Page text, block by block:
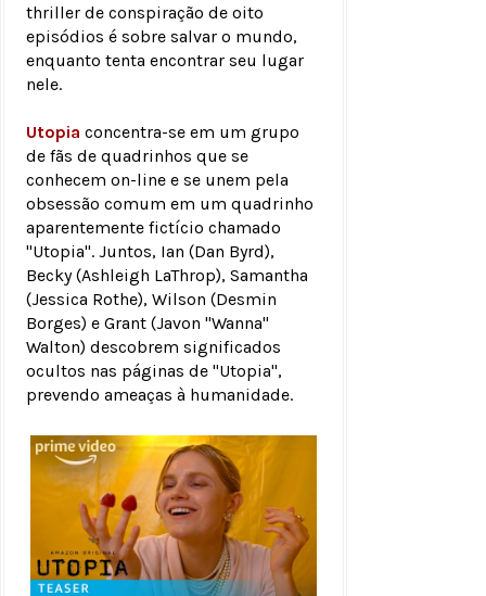
thriller de conspiração de oito
episódios é sobre salvar o mundo,
enquanto tenta encontrar seu lugar
nele.
Utopia concentra-se em um grupo
de fãs de quadrinhos que se
conhecem on-line e se unem pela
obsessão comum em um quadrinho
aparentemente fictício chamado
"Utopia". Juntos, Ian (Dan Byrd),
Becky (Ashleigh LaThrop), Samantha
(Jessica Rothe), Wilson (Desmin
Borges) e Grant (Javon "Wanna"
Walton) descobrem significados
ocultos nas páginas de "Utopia",
prevendo ameaças à humanidade.